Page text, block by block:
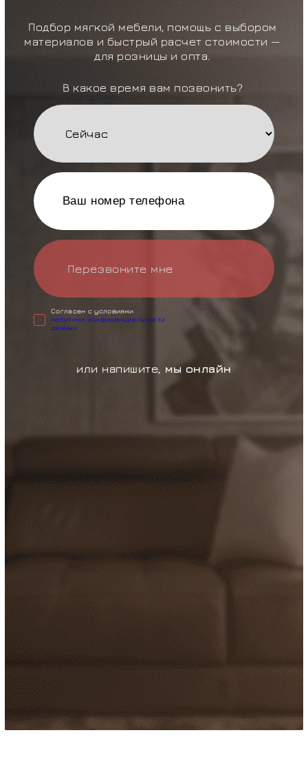
Подбор мягкой мебели, помощь с выбором
материалов и быстрый расчет стоимости —
для розницы и опта.
В какое время вам позвонить?
Перезвоните мне
Cогласен с условиями
политики конфиденциальности
данных
или напишите, мы онлайн